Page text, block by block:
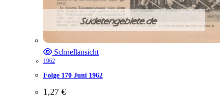
Schnellansicht
1962
Folge 170 Juni 1962
1,27 €